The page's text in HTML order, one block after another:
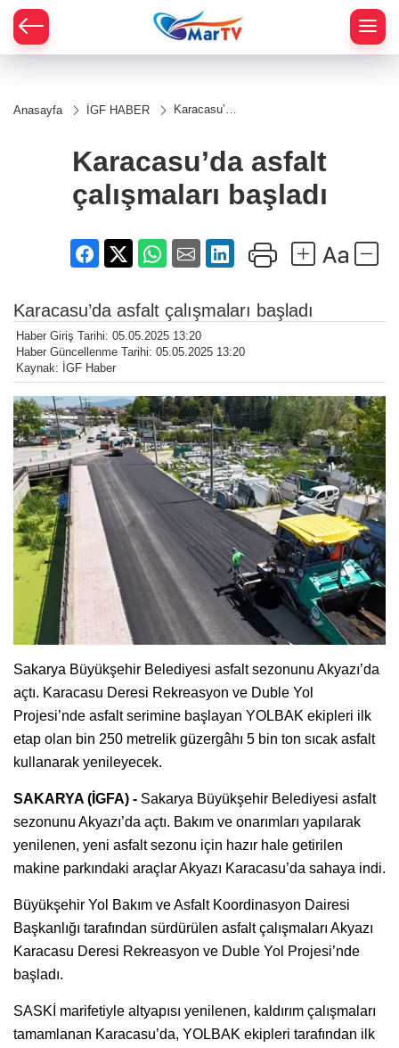
Anasayfa İGF HABER
Karacasu’da
başladı
Karacasu’da asfalt
çalışmaları başladı
Karacasu’da asfalt çalışmaları başladı
Haber Giriş Tarihi: 05.05.2025 13:20
Haber Güncellenme Tarihi: 05.05.2025 13:20
Kaynak: İGF Haber
Sakarya Büyükşehir Belediyesi asfalt sezonunu Akyazı’da
açtı. Karacasu Deresi Rekreasyon ve Duble Yol
Projesi’nde asfalt serimine başlayan YOLBAK ekipleri ilk
etap olan bin 250 metrelik güzergâhı 5 bin ton sıcak asfalt
kullanarak yenileyecek.
SAKARYA (İGFA) - Sakarya Büyükşehir Belediyesi asfalt
sezonunu Akyazı’da açtı. Bakım ve onarımları yapılarak
yenilenen, yeni asfalt sezonu için hazır hale getirilen
makine parkındaki araçlar Akyazı Karacasu’da sahaya indi.
Büyükşehir Yol Bakım ve Asfalt Koordinasyon Dairesi
Başkanlığı tarafından sürdürülen asfalt çalışmaları Akyazı
Karacasu Deresi Rekreasyon ve Duble Yol Projesi’nde
başladı.
SASKİ marifetiyle altyapısı yenilenen, kaldırım çalışmaları
tamamlanan Karacasu’da, YOLBAK ekipleri tarafından ilk